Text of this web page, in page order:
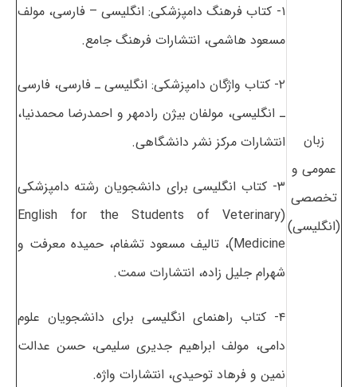
زبان
عمومی و
تخصصی
(انگلیسی)
۱- کتاب فرهنگ دامپزشکی: انگلیسی – فارسی، مولف
مسعود هاشمی، انتشارات فرهنگ جامع.
۲- کتاب واژگان دامپزشکی: انگلیسی ـ فارسی، فارسی
ـ انگلیسی، مولفان بیژن رادمهر و احمدرضا محمدنیا،
انتشارات مرکز نشر دانشگاهی.
۳- کتاب انگلیسی برای دانشجویان رشته دامپزشکی
(English for the Students of Veterinary
Medicine)، تالیف مسعود تشفام، حمیده معرفت و
شهرام جلیل‌ زاده، انتشارات سمت.
۴- کتاب راهنمای انگلیسی برای دانشجویان علوم
دامی، مولف ابراهیم جدیری سلیمی، حسن عدالت
نمین و فرهاد توحیدی، انتشارات واژه.